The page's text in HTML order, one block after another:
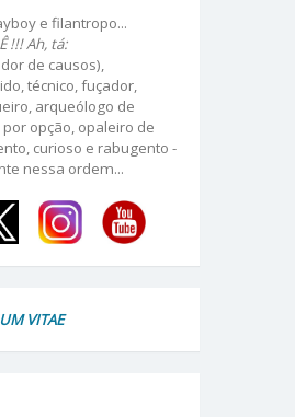
e filantropo...
!!! Ah, tá:
de causos),
técnico, fuçador,
arqueólogo de
opção, opaleiro de
curioso e rabugento -
nessa ordem...
VITAE